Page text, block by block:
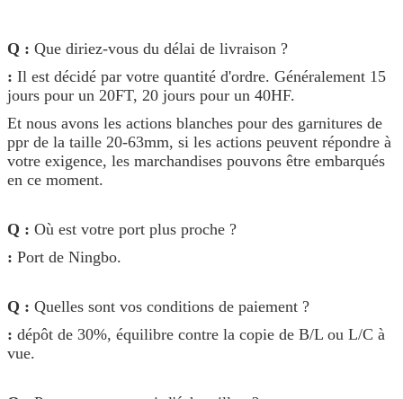
Q : Que diriez-vous du délai de livraison ?
: Il est décidé par votre quantité d'ordre. Généralement 15
jours pour un 20FT, 20 jours pour un 40HF.
Et nous avons les actions blanches pour des garnitures de
ppr de la taille 20-63mm, si les actions peuvent répondre à
votre exigence, les marchandises pouvons être embarqués
en ce moment.
Q : Où est votre port plus proche ?
: Port de Ningbo.
Q : Quelles sont vos conditions de paiement ?
: dépôt de 30%, équilibre contre la copie de B/L ou L/C à
vue.